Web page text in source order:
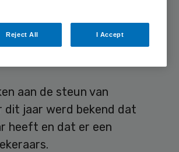
uit de jaarrekening die
aan de steun van
dit jaar werd bekend dat
heeft en dat er een
Reject All I Accept